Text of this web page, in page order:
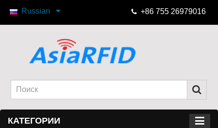
Russian +86 755 26979016
КАТЕГОРИИ